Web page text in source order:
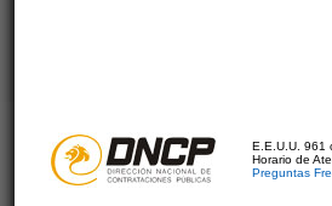
E.E.U.U. 961
Horario de
Preguntas